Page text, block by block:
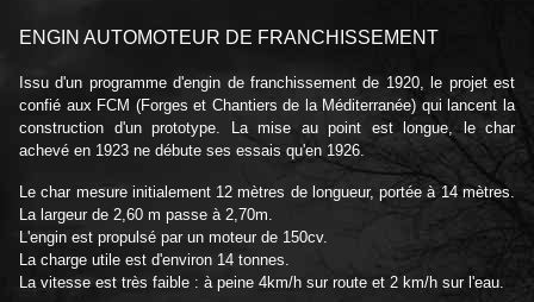
ENGIN AUTOMOTEUR DE FRANCHISSEMENT
Issu d'un programme d'engin de franchissement de 1920, le projet est
confié aux FCM (Forges et Chantiers de la Méditerranée) qui lancent la
construction d'un prototype. La mise au point est longue, le char
achevé en 1923 ne débute ses essais qu'en 1926.
Le char mesure initialement 12 mètres de longueur, portée à 14 mètres.
La largeur de 2,60 m passe à 2,70m.
L'engin est propulsé par un moteur de 150cv.
La charge utile est d'environ 14 tonnes.
La vitesse est très faible : à peine 4km/h sur route et 2 km/h sur l'eau.